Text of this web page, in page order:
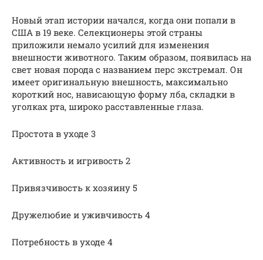
Новый этап истории начался, когда они попали в
США в 19 веке. Селекционеры этой страны
приложили немало усилий для изменения
внешности животного. Таким образом, появилась на
свет новая порода с названием перс экстремал. Он
имеет оригинальную внешность, максимально
короткий нос, нависающую форму лба, складки в
уголках рта, широко расставленные глаза.
Простота в уходе 3
Активность и игривость 2
Привязчивость к хозяину 5
Дружелюбие и уживчивость 4
Потребность в уходе 4